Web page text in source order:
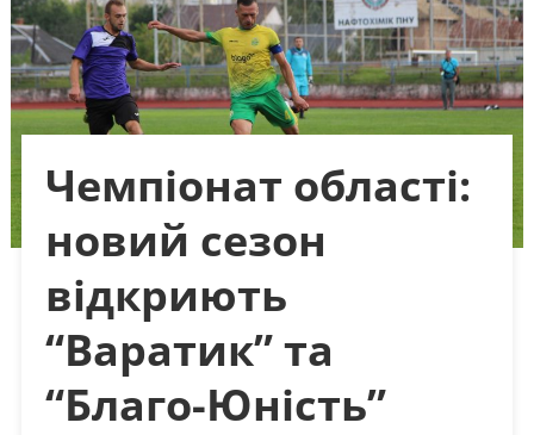
Чемпіонат області:
новий сезон
відкриють
“Варатик” та
“Благо-Юність”